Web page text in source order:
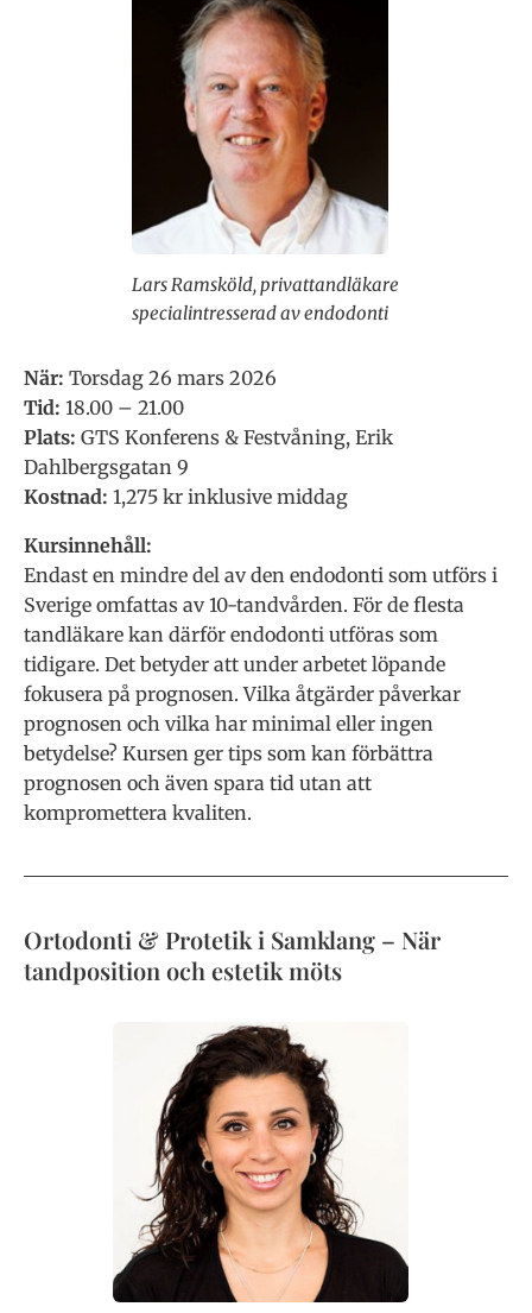
Lars Ramsköld, privattandläkare
specialintresserad av endodonti
När: Torsdag 26 mars 2026
Tid: 18.00 – 21.00
Plats: GTS Konferens & Festvåning, Erik
Dahlbergsgatan 9
Kostnad: 1,275 kr inklusive middag
Kursinnehåll:
Endast en mindre del av den endodonti som utförs i
Sverige omfattas av 10-tandvården. För de flesta
tandläkare kan därför endodonti utföras som
tidigare. Det betyder att under arbetet löpande
fokusera på prognosen. Vilka åtgärder påverkar
prognosen och vilka har minimal eller ingen
betydelse? Kursen ger tips som kan förbättra
prognosen och även spara tid utan att
kompromettera kvaliten.
Ortodonti & Protetik i Samklang – När
tandposition och estetik möts